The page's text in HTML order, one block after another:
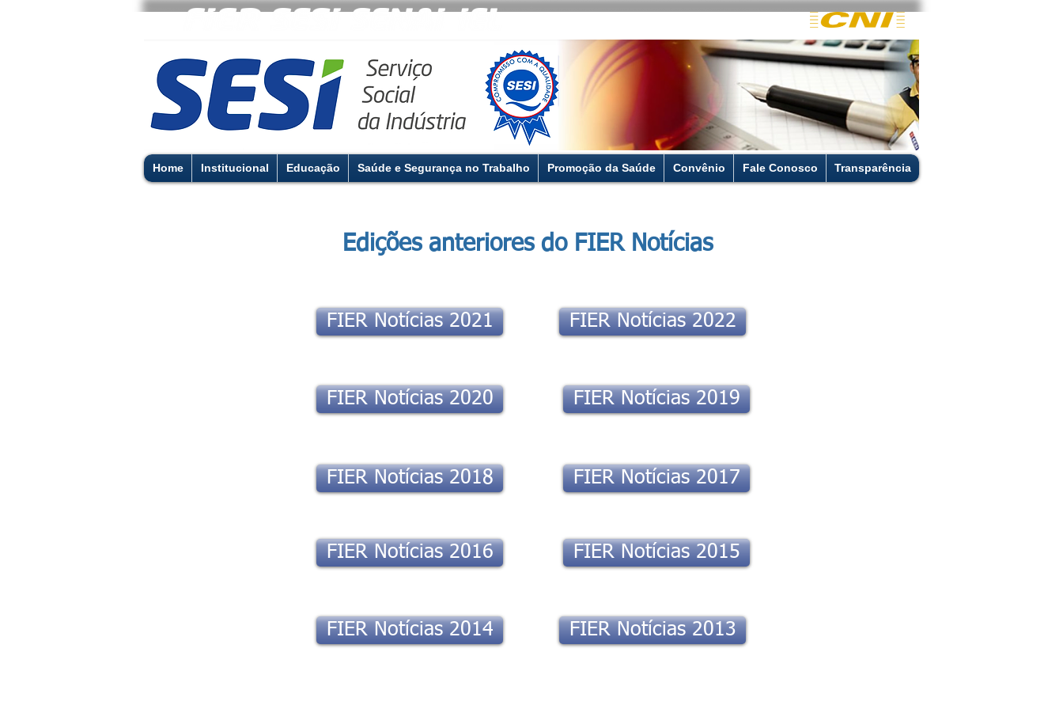
Home Institucional Educação Saúde e Segurança no Trabalho Promoção da Saúde Convênio Fale Conosco Transparência
Edições anteriores do FIER Notícias
FIER Notícias 2021 FIER Notícias 2022
FIER Notícias 2020 FIER Notícias 2019
FIER Notícias 2018 FIER Notícias 2017
FIER Notícias 2016 FIER Notícias 2015
FIER Notícias 2014 FIER Notícias 2013